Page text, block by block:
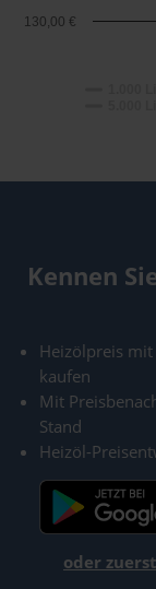
130,00 €
Kennen
Heizölpreis
kaufen
Mit
Stand
Heizöl-
oder